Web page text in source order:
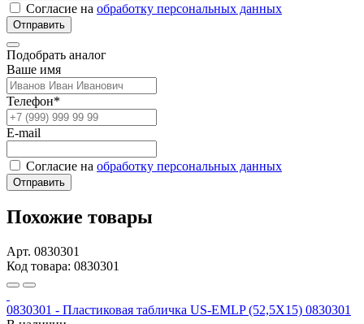
Согласие на обработку персональных данных
Отправить
Подобрать аналог
Ваше имя
Телефон*
E-mail
Согласие на обработку персональных данных
Отправить
Похожие товары
Арт. 0830301
Код товара: 0830301
0830301 - Пластиковая табличка US-EMLP (52,5X15) 0830301